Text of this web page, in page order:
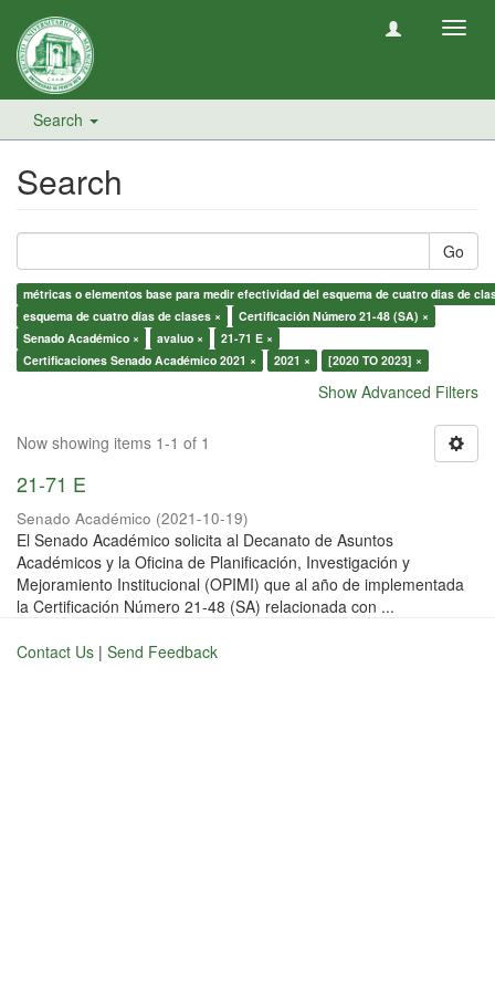
Search
Search
Go
métricas o elementos base para medir efectividad del esquema de cuatro dias de
esquema de cuatro días de clases ×
Certificación Número 21-48 (SA) ×
Senado Académico ×
avaluo ×
21-71 E ×
Certificaciones Senado Académico 2021 ×
2021 × [2020 TO 2023] ×
Show Advanced Filters
Now showing items 1-1 of 1
21-71 E
Senado Académico (2021-10-19)
El Senado Académico solicita al Decanato de Asuntos
Académicos y la Oficina de Planificación, Investigación y
Mejoramiento Institucional (OPIMI) que al año de implementada
la Certificación Número 21-48 (SA) relacionada con ...
Contact Us | Send Feedback